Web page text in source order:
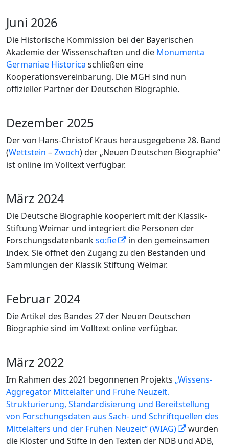
Juni 2026
Die Historische Kommission bei der Bayerischen
Akademie der Wissenschaften und die Monumenta
Germaniae Historica schließen eine
Kooperationsvereinbarung. Die MGH sind nun
offizieller Partner der Deutschen Biographie.
Dezember 2025
Der von Hans-Christof Kraus herausgegebene 28. Band
(Wettstein –Zwoch) der „Neuen Deutschen Biographie“
ist online im Volltext verfügbar.
März 2024
Die Deutsche Biographie kooperiert mit der Klassik-
Stiftung Weimar und integriert die Personen der
Forschungsdatenbankso:fie
in den gemeinsamen
Index. Sie öffnet den Zugang zu den Beständen und
Sammlungen der Klassik Stiftung Weimar.
Februar 2024
Die Artikel des Bandes 27 der Neuen Deutschen
Biographie sind im Volltext online verfügbar.
März 2022
Im Rahmen des 2021 begonnenen Projekts „Wissens-
Aggregator Mittelalter und Frühe Neuzeit.
Strukturierung, Standardisierung und Bereitstellung
von Forschungsdaten aus Sach- und Schriftquellen des
Mittelalters und der Frühen Neuzeit“ (WIAG)
wurden
die Klöster und Stifte in den Texten der NDB und ADB,